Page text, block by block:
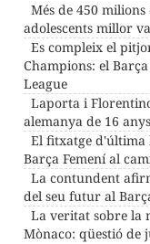
Més de 450
adolescents millor
Es compleix el
Champions: el
League
Laporta i
alemanya de 16
El fitxatge d'última
Barça Femení al
La contundent
del seu futur al
La veritat sobre la
Mònaco: qüestió de